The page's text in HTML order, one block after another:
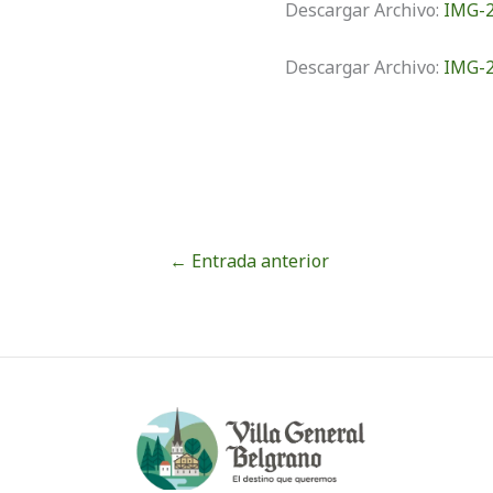
Descargar Archivo: IMG-
Descargar Archivo: IMG-
← Entrada anterior